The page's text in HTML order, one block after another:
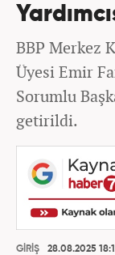
BBP Merkez
Üyesi Emir
Sorumlu
getirildi.
GİRİŞ
28.08.2025